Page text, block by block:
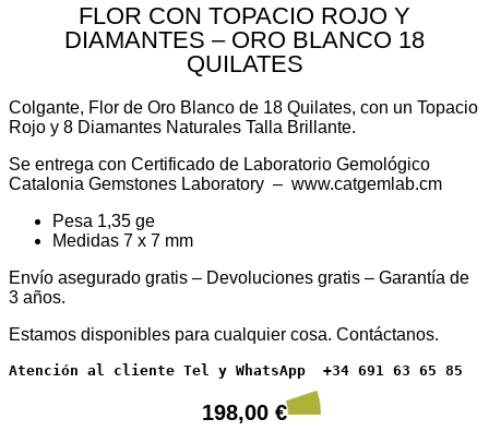
FLOR CON TOPACIO ROJO Y
DIAMANTES – ORO BLANCO 18
QUILATES
Colgante, Flor de Oro Blanco de 18 Quilates, con un Topacio
Rojo y 8 Diamantes Naturales Talla Brillante.
Se entrega con Certificado de Laboratorio Gemológico
Catalonia Gemstones Laboratory – www.catgemlab.cm
Pesa 1,35 ge
Medidas 7 x 7 mm
Envío asegurado gratis – Devoluciones gratis – Garantía de
3 años.
Estamos disponibles para cualquier cosa. Contáctanos.
Atención al cliente Tel y WhatsApp  +34 691 63 65 85
198,00 €